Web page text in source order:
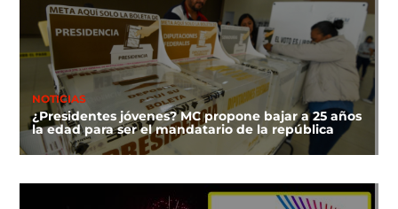
NOTICIAS
¿Presidentes jóvenes? MC propone bajar a 25 años
la edad para ser el mandatario de la república